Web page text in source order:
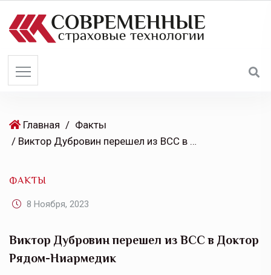
Главная / Факты
/ Виктор Дубровин перешел из ВСС в Доктор Рядом-Ниармедик
ФАКТЫ
8 Ноября, 2023
Виктор Дубровин перешел из ВСС в Доктор
Рядом-Ниармедик